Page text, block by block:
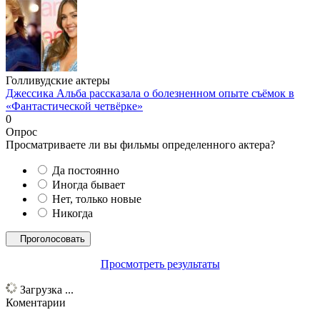
Голливудские актеры
Джессика Альба рассказала о болезненном опыте съёмок в
«Фантастической четвёрке»
0
Опрос
Просматриваете ли вы фильмы определенного актера?
Да постоянно
Иногда бывает
Нет, только новые
Никогда
Просмотреть результаты
Загрузка ...
Коментарии